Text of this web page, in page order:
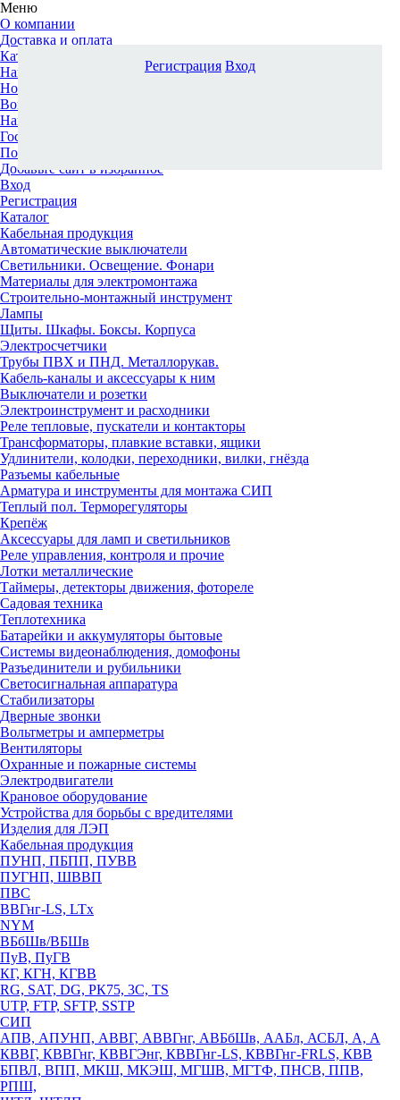
Меню
О компании
Доставка и оплата
Каталог
Наши офисы
Новости и новинки
Вопрос-ответ
Наша команда
Гос. заказчикам
Поставщикам
Добавьте сайт в избранное
Вход
Регистрация
Каталог
Кабельная продукция
Автоматические выключатели
Светильники. Освещение. Фонари
Материалы для электромонтажа
Строительно-монтажный инструмент
Лампы
Щиты. Шкафы. Боксы. Корпуса
Электросчетчики
Трубы ПВХ и ПНД. Металлорукав.
Кабель-каналы и аксессуары к ним
Выключатели и розетки
Электроинструмент и расходники
Реле тепловые, пускатели и контакторы
Трансформаторы, плавкие вставки, ящики
Удлинители, колодки, переходники, вилки, гнёзда
Разъемы кабельные
Арматура и инструменты для монтажа СИП
Теплый пол. Терморегуляторы
Крепёж
Аксессуары для ламп и светильников
Реле управления, контроля и прочие
Лотки металлические
Таймеры, детекторы движения, фотореле
Садовая техника
Теплотехника
Батарейки и аккумуляторы бытовые
Системы видеонаблюдения, домофоны
Разъединители и рубильники
Светосигнальная аппаратура
Стабилизаторы
Дверные звонки
Вольтметры и амперметры
Вентиляторы
Охранные и пожарные системы
Электродвигатели
Крановое оборудование
Устройства для борьбы с вредителями
Изделия для ЛЭП
Кабельная продукция
ПУНП, ПБПП, ПУВВ
ПУГНП, ШВВП
ПВС
ВВГнг-LS, LTx
NYM
ВБбШв/ВБШв
ПуВ, ПуГВ
КГ, КГН, КГВВ
RG, SAT, DG, РК75, 3С, TS
UTP, FTP, SFTP, SSTP
СИП
АПВ, АПУНП, АВВГ, АВВГнг, АВБбШв, ААБл, АСБЛ, А, А
КВВГ, КВВГнг, КВВГЭнг, КВВГнг-LS, КВВГнг-FRLS, КВВ
БПВЛ, ВПП, МКШ, МКЭШ, МГШВ, МГТФ, ПНСВ, ППВ,
РПШ,
Регистрация Вход